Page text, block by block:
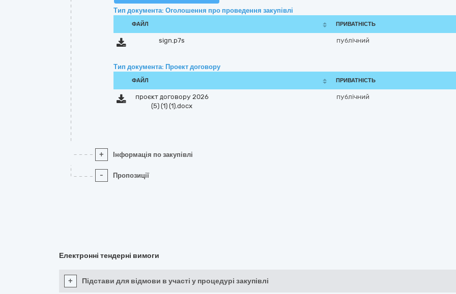
Тип документа: Оголошення про проведення закупівлі
ФАЙЛ ПРИВАТНІСТЬ
sign.p7s публічний
Тип документа: Проект договору
ФАЙЛ ПРИВАТНІСТЬ
проєкт договору 2026
(5) (1) (1).docx
публічний
+ Інформація по закупівлі
- Пропозиції
Електронні тендерні вимоги
+ Підстави для відмови в участі у процедурі закупівлі